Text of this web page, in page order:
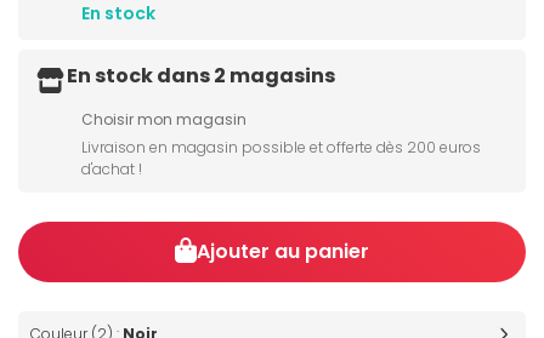
En stock
En stock dans 2 magasins
Choisir mon magasin
Livraison en magasin possible et offerte dès 200 euros
d'achat !
Ajouter au panier